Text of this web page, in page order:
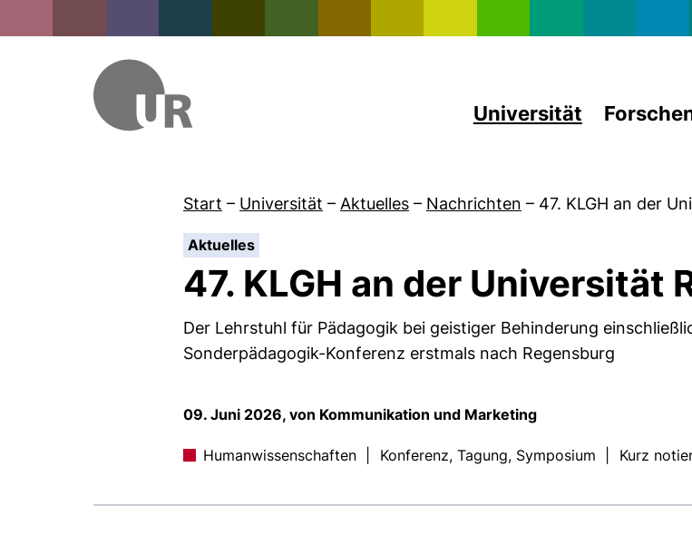
Universität
Start – Universität – Aktuelles – Nachrichten – 47. KLGH an der
Aktuelles:
47. KLGH an der Universität
Der Lehrstuhl für Pädagogik bei geistiger Behinderung
Sonderpädagogik-Konferenz erstmals nach Regensburg
09. Juni 2026, von Kommunikation und Marketing
Humanwissenschaften Konferenz, Tagung, Symposium Kurz